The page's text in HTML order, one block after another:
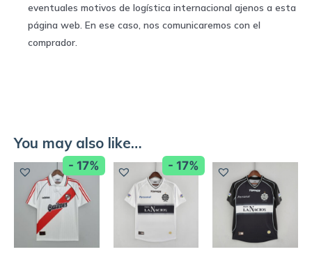
eventuales motivos de logística internacional ajenos a esta
página web. En ese caso, nos comunicaremos con el
comprador.
You may also like…
- 17% - 17%